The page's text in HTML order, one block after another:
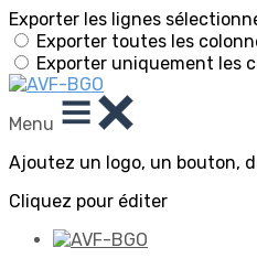
Exporter les lignes
Exporter toutes les
Exporter uniquement les
Menu
Ajoutez un logo, un bouton,
Cliquez pour éditer